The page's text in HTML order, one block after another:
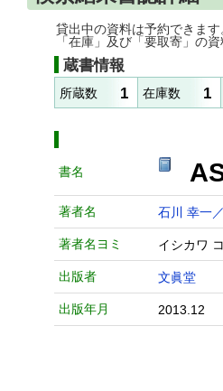
貸出中の資料は予約できます
「在庫」及び「要取寄」の
蔵書情報
所蔵数 1 在庫数 1
書名
著者名 石川 幸一
著者名ヨミ イシカワ
出版者 文眞堂
出版年月 2013.12